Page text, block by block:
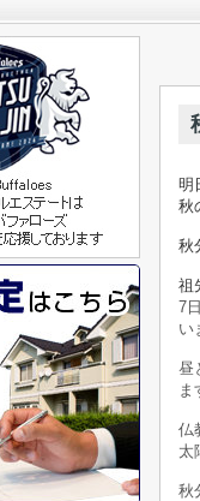
明
秋
秋
祖
7
い
昼
ま
仏
太
秋